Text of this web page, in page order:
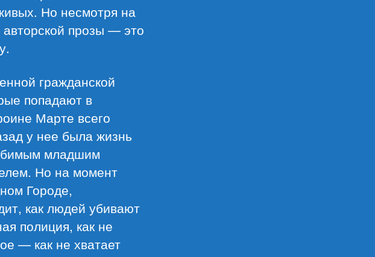
Но несмотря на
авторской прозы — это
гражданской
попадают в
Марте всего
у нее была жизнь
младшим
Но на момент
Городе,
как людей убивают
полиция, как не
— как не хватает